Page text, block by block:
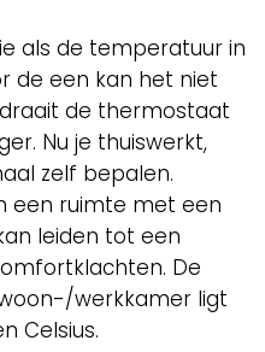
als de temperatuur in
de een kan het niet
de thermostaat
Nu je thuiswerkt,
zelf bepalen.
een ruimte met een
leiden tot een
De
werkkamer ligt
Celsius.